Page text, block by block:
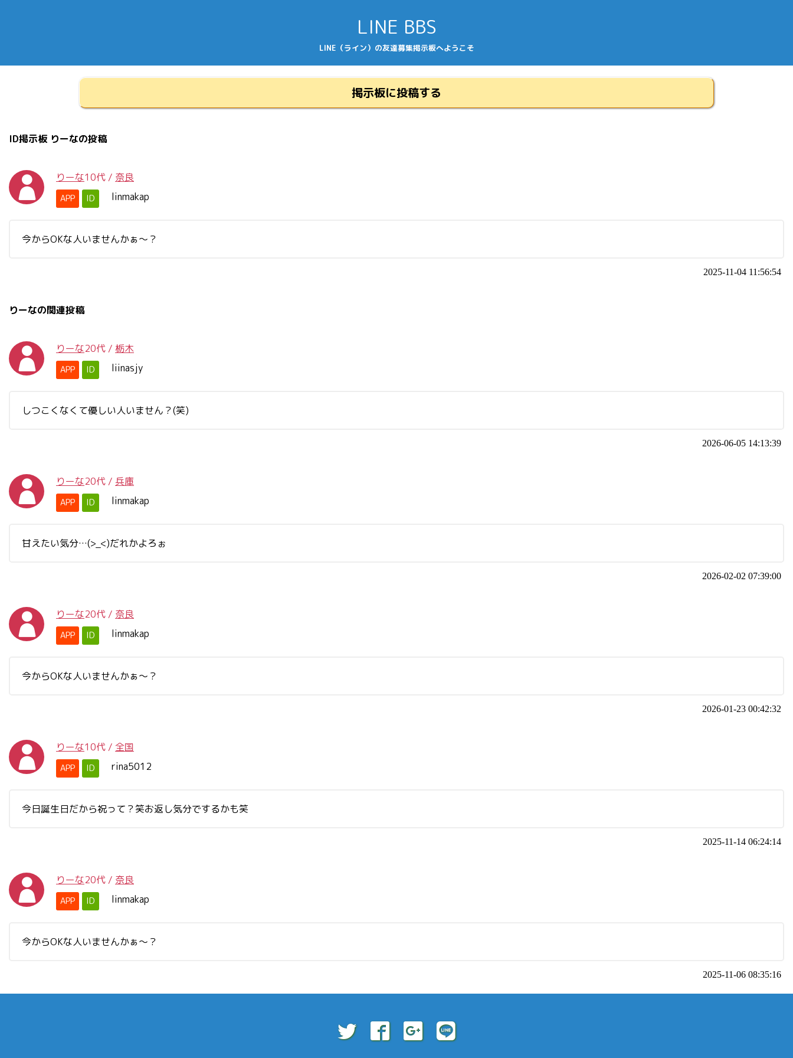
LINE BBS
LINE（ライン）の友達募集掲示板へようこそ
掲示板に投稿する
ID掲示板 りーなの投稿
りーな10代 / 奈良
APP ID linmakap
今からOKな人いませんかぁ～？
2025-11-04 11:56:54
りーなの関連投稿
りーな20代 / 栃木
APP ID liinasjy
しつこくなくて優しい人いません？(笑)
2026-06-05 14:13:39
りーな20代 / 兵庫
APP ID linmakap
甘えたい気分…(>_<)だれかよろぉ
2026-02-02 07:39:00
りーな20代 / 奈良
APP ID linmakap
今からOKな人いませんかぁ～？
2026-01-23 00:42:32
りーな10代 / 全国
APP ID rina5012
今日誕生日だから祝って？笑お返し気分でするかも笑
2025-11-14 06:24:14
りーな20代 / 奈良
APP ID linmakap
今からOKな人いませんかぁ～？
2025-11-06 08:35:16